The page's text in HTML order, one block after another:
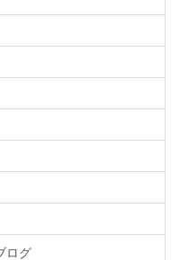
ログ